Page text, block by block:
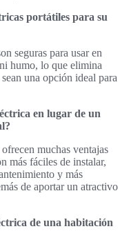
portátiles para su
seguras para usar en
humo, lo que elimina
una opción ideal para
en lugar de un
muchas ventajas
más fáciles de instalar,
y más
de aportar un atractivo
de una habitación